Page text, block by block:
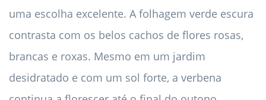
uma escolha excelente. A folhagem verde escura
contrasta com os belos cachos de flores rosas,
brancas e roxas. Mesmo em um jardim
desidratado e com um sol forte, a verbena